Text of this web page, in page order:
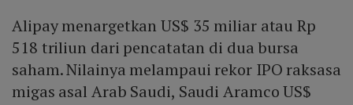
Alipay menargetkan US$ 35 miliar atau Rp
518 triliun dari pencatatan di dua bursa
saham. Nilainya melampaui rekor IPO raksasa
migas asal Arab Saudi, Saudi Aramco US$